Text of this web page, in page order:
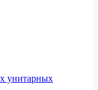
унитарных